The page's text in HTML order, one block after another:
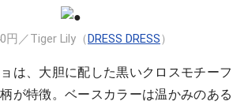
円／Tiger Lily（DRESS DRESS）
は、大胆に配した黒いクロスモチーフ
が特徴。ベースカラーは温かみのある